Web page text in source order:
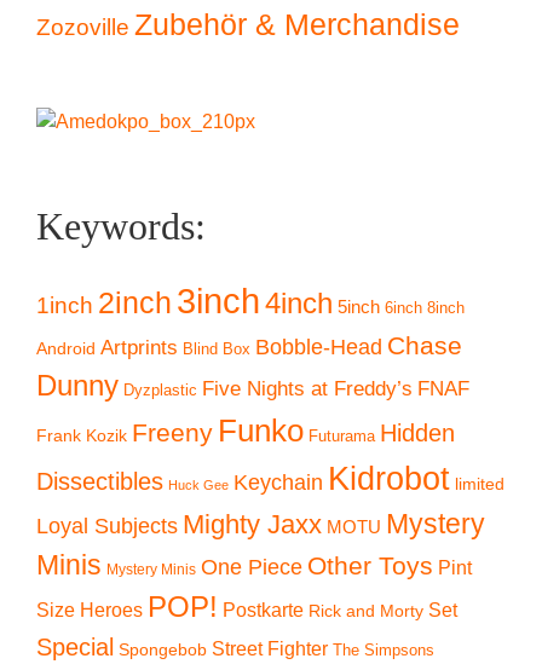
Zozoville Zubehör & Merchandise
Keywords:
1inch 2inch 3inch4inch 5inch 6inch 8inch
Android Artprints Blind Box Bobble-Head Chase
Dunny Dyzplastic Five Nights at Freddy’s FNAF
Frank Kozik Freeny Funko Futurama Hidden
Dissectibles Huck Gee Keychain Kidrobot limited
Loyal Subjects Mighty Jaxx MOTU Mystery
Minis Mystery Minis One Piece Other Toys Pint
Size Heroes POP! Postkarte Rick and Morty Set
Special Spongebob Street Fighter The Simpsons